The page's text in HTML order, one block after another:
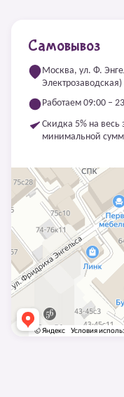
Самовывоз
Москва, ул. Ф.
Электрозаводская)
Работаем 09:00 –
Скидка 5% на весь
минимальной